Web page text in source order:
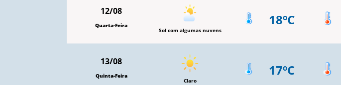
12/08
Quarta-Feira
Sol com algumas nuvens
18ºC
13/08
Quinta-Feira
Claro
17ºC